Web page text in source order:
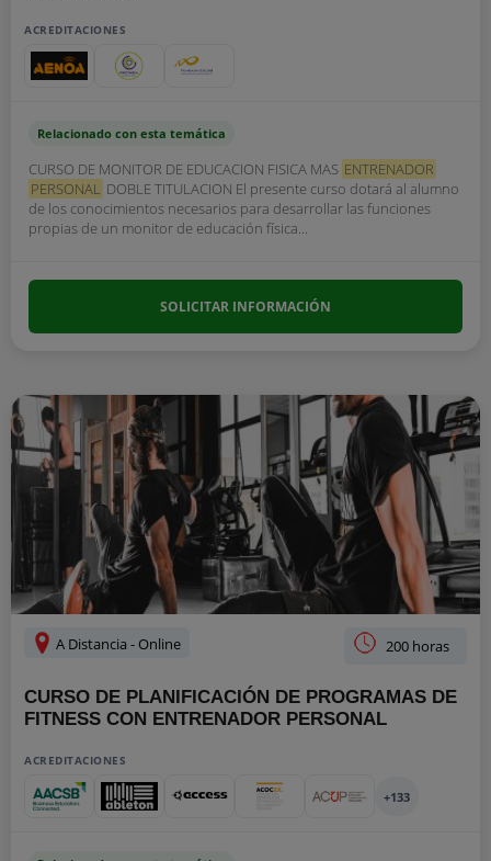
ACREDITACIONES
Relacionado con esta temática
CURSO DE MONITOR DE EDUCACION FISICA MAS ENTRENADOR
PERSONAL DOBLE TITULACION El presente curso dotará al alumno
de los conocimientos necesarios para desarrollar las funciones
propias de un monitor de educación física...
SOLICITAR INFORMACIÓN
A Distancia - Online 200 horas
CURSO DE PLANIFICACIÓN DE PROGRAMAS DE
FITNESS CON ENTRENADOR PERSONAL
ACREDITACIONES
+133